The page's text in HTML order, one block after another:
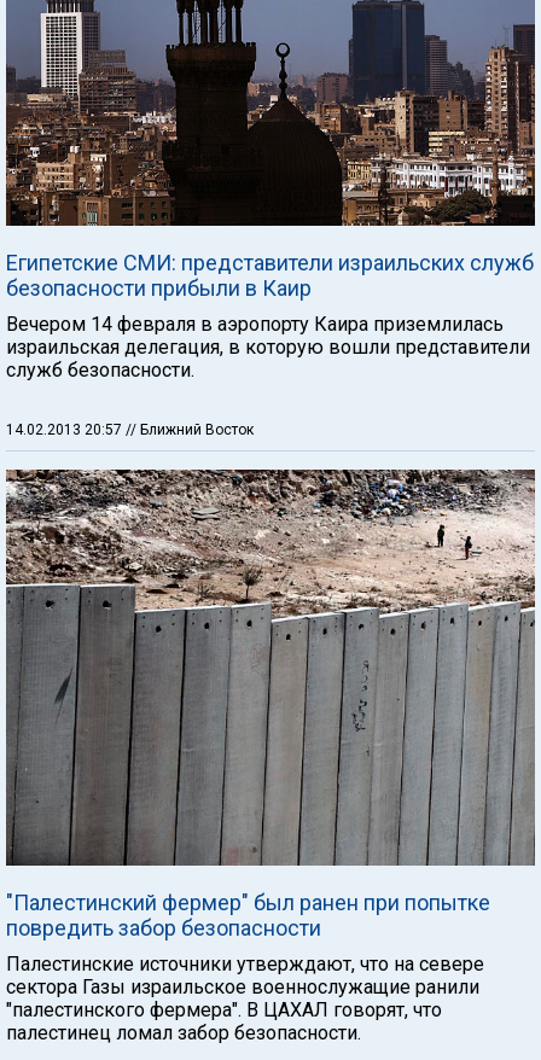
Египетские СМИ: представители израильских служб
безопасности прибыли в Каир
Вечером 14 февраля в аэропорту Каира приземлилась
израильская делегация, в которую вошли представители
служб безопасности.
14.02.2013 20:57 // Ближний Восток
"Палестинский фермер" был ранен при попытке
повредить забор безопасности
Палестинские источники утверждают, что на севере
сектора Газы израильское военнослужащие ранили
"палестинского фермера". В ЦАХАЛ говорят, что
палестинец ломал забор безопасности.